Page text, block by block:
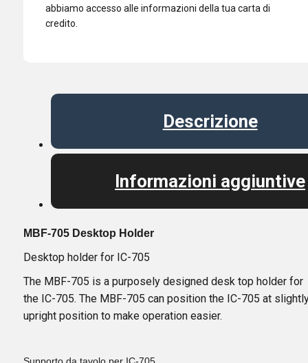
abbiamo accesso alle informazioni della tua carta di
credito.
Descrizione
Informazioni aggiuntive
MBF-705 Desktop Holder
Desktop holder for IC-705
The MBF-705 is a purposely designed desk top holder for
the IC-705. The MBF-705 can position the IC-705 at
upright position to make operation easier.
Supporto da tavolo per IC-705